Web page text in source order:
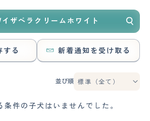
ザベラクリームホワイト
する 新着通知を受け取る
並び順
条件の子犬はいませんでした。